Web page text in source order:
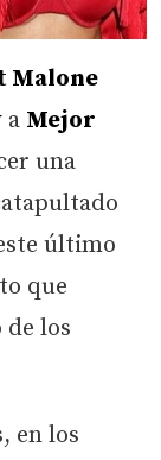
Malone
a Mejor
una
último
que
los
en los